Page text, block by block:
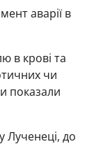
аварії в
в крові та
чи
показали
Лученеці, до